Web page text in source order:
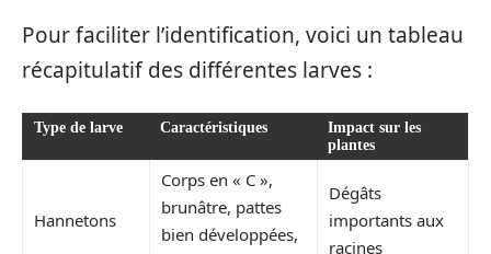
Pour faciliter l’identification, voici un tableau
récapitulatif des différentes larves :
Type de larve Caractéristiques
Impact sur les
plantes
Hannetons
Corps en « C »,
brunâtre, pattes
bien développées,
Dégâts
importants aux
racines